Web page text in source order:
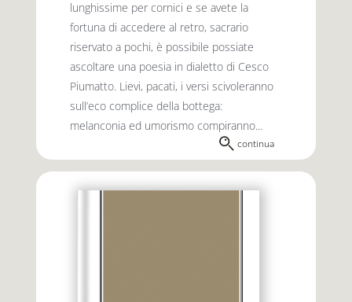
lunghissime per cornici e se avete la
fortuna di accedere al retro, sacrario
riservato a pochi, è possibile possiate
ascoltare una poesia in dialetto di Cesco
Piumatto. Lievi, pacati, i versi scivoleranno
sull’eco complice della bottega:
melanconia ed umorismo compiranno...
continua